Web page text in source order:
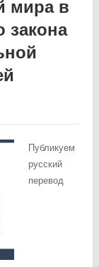
мира в
закона
Публикуем
русский
перевод